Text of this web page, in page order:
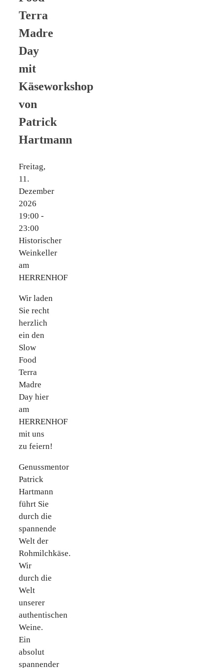
Terra
Madre
Day
mit
Käseworkshop
von
Patrick
Hartmann
Freitag,
11.
Dezember
2026
19:00 -
23:00
Historischer
Weinkeller
am
HERRENHOF
Wir laden
Sie recht
herzlich
ein den
Slow
Food
Terra
Madre
Day hier
am
HERRENHOF
mit uns
zu feiern!
Genussmentor
Patrick
Hartmann
führt Sie
durch die
spannende
Welt der
Rohmilchkäse.
Wir
durch die
Welt
unserer
authentischen
Weine.
Ein
absolut
spannender